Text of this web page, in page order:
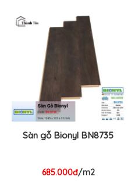
Sàn gỗ Bionyl BN8735
685.000đ/m2